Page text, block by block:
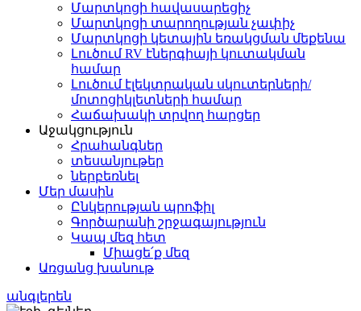
Մարտկոցի հավասարեցիչ
Մարտկոցի տարողության չափիչ
Մարտկոցի կետային եռակցման մեքենա
Լուծում RV էներգիայի կուտակման
համար
Լուծում էլեկտրական սկուտերների/
մոտոցիկլետների համար
Հաճախակի տրվող հարցեր
Աջակցություն
Հրահանգներ
տեսանյութեր
ներբեռնել
Մեր մասին
Ընկերության պրոֆիլ
Գործարանի շրջագայություն
Կապ մեզ հետ
Միացե՛ք մեզ
Առցանց խանութ
անգլերեն